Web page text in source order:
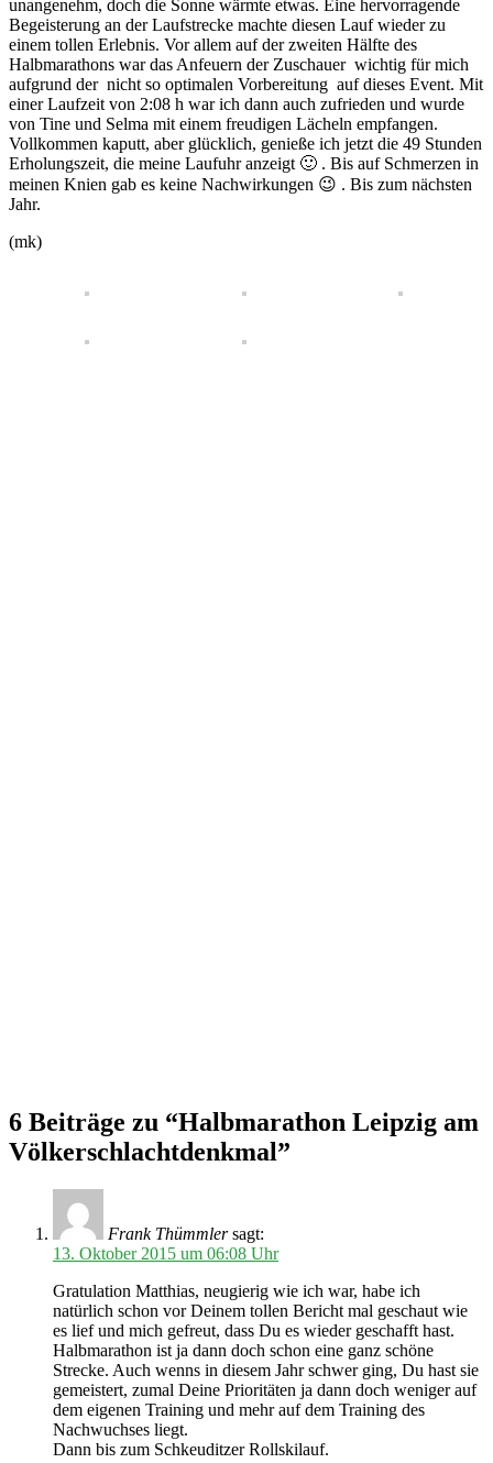
unangenehm, doch die Sonne wärmte etwas. Eine hervorragende
Begeisterung an der Laufstrecke machte diesen Lauf wieder zu
einem tollen Erlebnis. Vor allem auf der zweiten Hälfte des
Halbmarathons war das Anfeuern der Zuschauer wichtig für mich
aufgrund der nicht so optimalen Vorbereitung auf dieses Event. Mit
einer Laufzeit von 2:08 h war ich dann auch zufrieden und wurde
von Tine und Selma mit einem freudigen Lächeln empfangen.
Vollkommen kaputt, aber glücklich, genieße ich jetzt die 49 Stunden
Erholungszeit, die meine Laufuhr anzeigt 🙂 . Bis auf Schmerzen in
meinen Knien gab es keine Nachwirkungen 😉 . Bis zum nächsten
Jahr.
(mk)
6 Beiträge zu “Halbmarathon Leipzig am
Völkerschlachtdenkmal”
Frank Thümmler sagt:
13. Oktober 2015 um 06:08 Uhr
Gratulation Matthias, neugierig wie ich war, habe ich
natürlich schon vor Deinem tollen Bericht mal geschaut wie
es lief und mich gefreut, dass Du es wieder geschafft hast.
Halbmarathon ist ja dann doch schon eine ganz schöne
Strecke. Auch wenns in diesem Jahr schwer ging, Du hast sie
gemeistert, zumal Deine Prioritäten ja dann doch weniger auf
dem eigenen Training und mehr auf dem Training des
Nachwuchses liegt.
Dann bis zum Schkeuditzer Rollskilauf.